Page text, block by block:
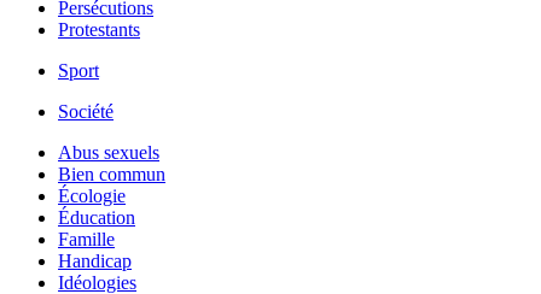
Persécutions
Protestants
Sport
Société
Abus sexuels
Bien commun
Écologie
Éducation
Famille
Handicap
Idéologies